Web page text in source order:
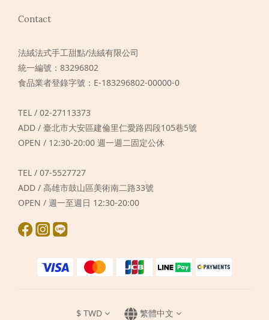
Contact
法絨法式手工甜點/法絨有限公司
統一編號：83296802
食品業者登錄字號：E-183296802-00000-0
TEL / 02-27113373
ADD / 臺北市大安區建倫里仁愛路四段105巷5號
OPEN / 12:30-20:00 週一週二固定公休
TEL / 07-5527727
ADD / 高雄市鼓山區美術南二路33號
OPEN / 週一至週日 12:30-20:00
$ TWD 繁體中文